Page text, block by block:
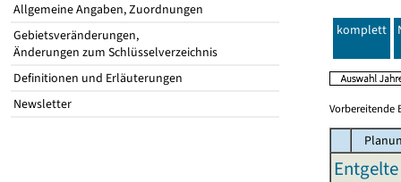
Allgemeine Angaben, Zuordnungen
Gebietsveränderungen,
Änderungen zum Schlüsselverzeichnis
Definitionen und Erläuterungen
Newsletter
komplett
Vorbereitende